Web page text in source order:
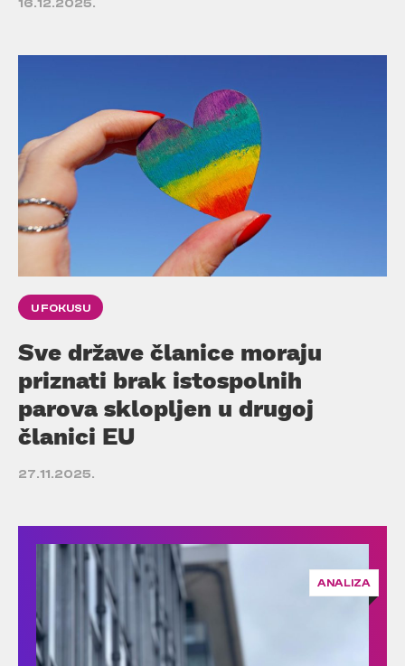
16.12.2025.
U FOKUSU
Sve države članice moraju
priznati brak istospolnih
parova sklopljen u drugoj
članici EU
27.11.2025.
ANALIZA